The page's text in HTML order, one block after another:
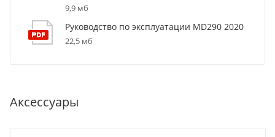
9,9 мб
Руководство по эксплуатации MD290 2020
22,5 мб
Аксессуары